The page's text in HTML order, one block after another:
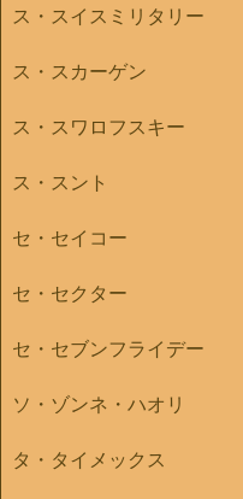
ス・スイスミリタリー
ス・スカーゲン
ス・スワロフスキー
ス・スント
セ・セイコー
セ・セクター
セ・セブンフライデー
ソ・ゾンネ・ハオリ
タ・タイメックス